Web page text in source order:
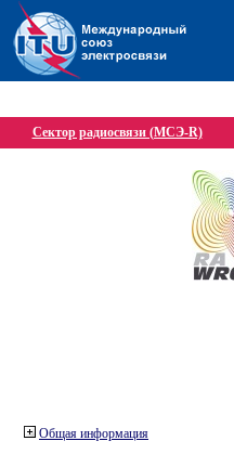
Сектор радиосвязи (МСЭ-R)
Общая информация